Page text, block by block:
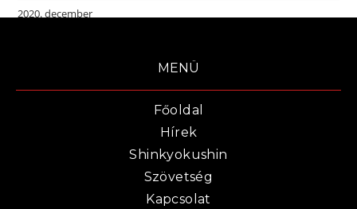
2020. december
MENÜ
Főoldal
Hírek
Shinkyokushin
Szövetség
Kapcsolat